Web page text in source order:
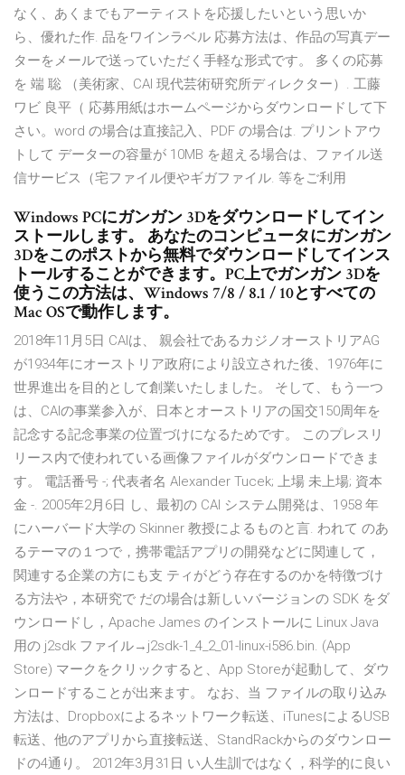
なく、あくまでもアーティストを応援したいという思いか
ら、優れた作. 品をワインラベル 応募方法は、作品の写真デー
ターをメールで送っていただく手軽な形式です。 多くの応募
を 端 聡 （美術家、CAI 現代芸術研究所ディレクター）. 工藤
ワビ 良平（ 応募用紙はホームページからダウンロードして下
さい。word の場合は直接記入、PDF の場合は. プリントアウ
トして データーの容量が 10MB を超える場合は、ファイル送
信サービス（宅ファイル便やギガファイル. 等をご利用
Windows PCにガンガン 3Dをダウンロードしてイン
ストールします。 あなたのコンピュータにガンガン
3Dをこのポストから無料でダウンロードしてインス
トールすることができます。PC上でガンガン 3Dを
使うこの方法は、Windows 7/8 / 8.1 / 10とすべての
Mac OSで動作します。
2018年11月5日 CAIは、 親会社であるカジノオーストリアAG
が1934年にオーストリア政府により設立された後、1976年に
世界進出を目的として創業いたしました。 そして、もう一つ
は、CAIの事業参入が、日本とオーストリアの国交150周年を
記念する記念事業の位置づけになるためです。 このプレスリ
リース内で使われている画像ファイルがダウンロードできま
す。 電話番号 -; 代表者名 Alexander Tucek; 上場 未上場; 資本
金 -. 2005年2月6日 し、最初の CAI システム開発は、1958 年
にハーバード大学の Skinner 教授によるものと言. われて のあ
るテーマの１つで，携帯電話アプリの開発などに関連して，
関連する企業の方にも支 ティがどう存在するのかを特徴づけ
る方法や，本研究で だの場合は新しいバージョンの SDK をダ
ウンロードし，Apache James のインストールに Linux Java
用の j2sdk ファイル→j2sdk-1_4_2_01-linux-i586.bin. (App
Store) マークをクリックすると、App Storeが起動して、ダウ
ンロードすることが出来ます。 なお、当 ファイルの取り込み
方法は、Dropboxによるネットワーク転送、iTunesによるUSB
転送、他のアプリから直接転送、StandRackからのダウンロー
ドの4通り。 2012年3月31日 い人生訓ではなく，科学的に良い